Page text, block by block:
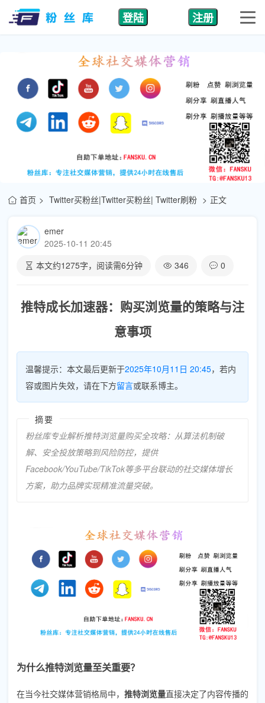
登陆 注册
首页 Twitter买粉丝|Twitter买粉丝| Twitter刷粉 正文
emer
2025-10-11 20:45
本文约1275字，阅读需6分钟 346 0
推特成长加速器：购买浏览量的策略与注
意事项
温馨提示：本文最后更新于2025年10月11日 20:45，若内
容或图片失效，请在下方留言或联系博主。
摘要
粉丝库专业解析推特浏览量购买全攻略：从算法机制破
解、安全投放策略到风险防控，提供
Facebook/YouTube/TikTok等多平台联动的社交媒体增长
方案，助力品牌实现精准流量突破。
为什么推特浏览量至关重要？
在当今社交媒体营销格局中， 推特浏览量直接决定了内容传播的